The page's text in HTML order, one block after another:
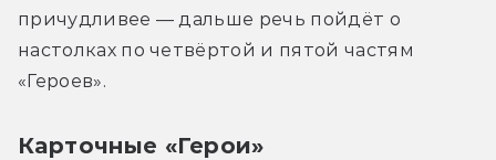
причудливее — дальше речь пойдёт о
настолках по четвёртой и пятой частям
«Героев».
Карточные «Герои»